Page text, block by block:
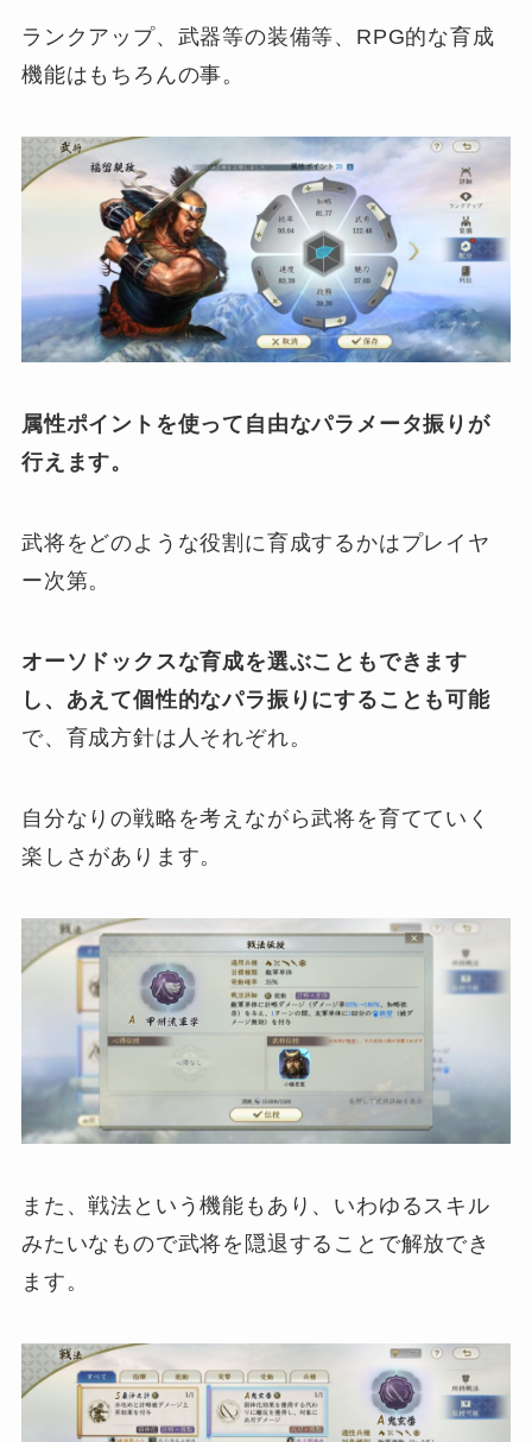
ランクアップ、武器等の装備等、RPG的な育成
機能はもちろんの事。
属性ポイントを使って自由なパラメータ振りが
行えます。
武将をどのような役割に育成するかはプレイヤ
ー次第。
オーソドックスな育成を選ぶこともできます
し、あえて個性的なパラ振りにすることも可能
で、育成方針は人それぞれ。
自分なりの戦略を考えながら武将を育てていく
楽しさがあります。
また、戦法という機能もあり、いわゆるスキル
みたいなもので武将を隠退することで解放でき
ます。